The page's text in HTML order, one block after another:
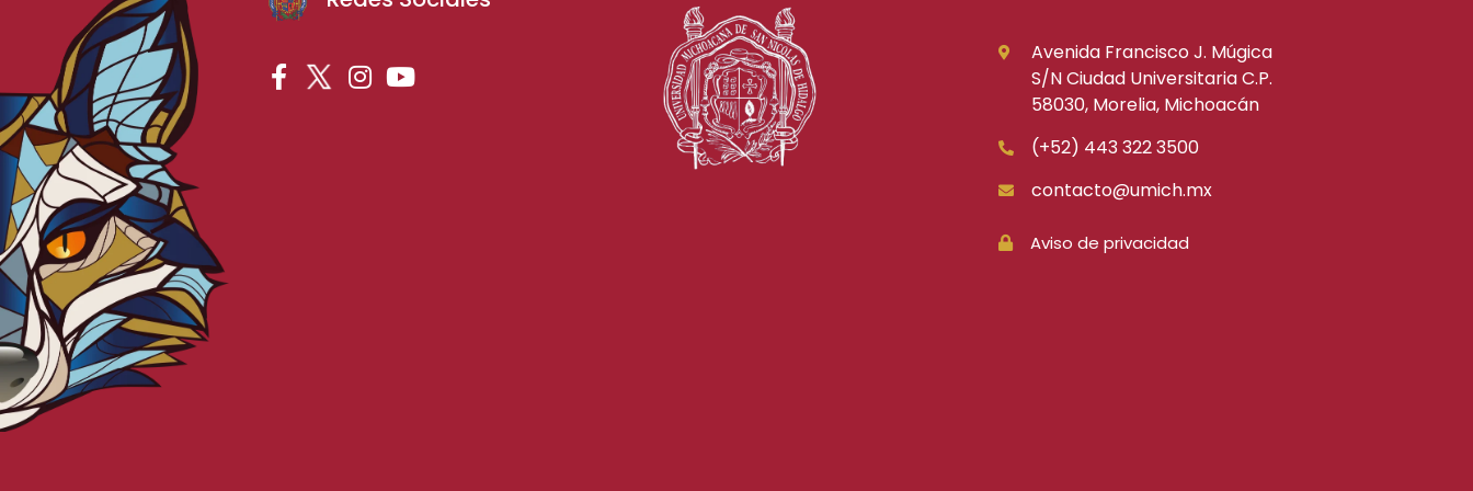
Avenida Francisco J. Múgica
S/N Ciudad Universitaria C.P.
58030, Morelia, Michoacán
(+52) 443 322 3500
contacto@umich.mx
Aviso de privacidad